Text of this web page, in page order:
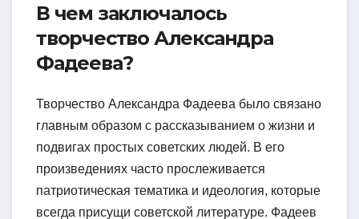
В чем заключалось
творчество Александра
Фадеева?
Творчество Александра Фадеева было связано
главным образом с рассказыванием о жизни и
подвигах простых советских людей. В его
произведениях часто прослеживается
патриотическая тематика и идеология, которые
всегда присущи советской литературе. Фадеев